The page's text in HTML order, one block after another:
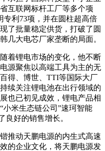
互联网标杆工厂等多个项
专利73项，并在圆柱超高倍
了批量稳定供货，打破了圆
几大电芯厂家垄断的局面。
着锂电市场的变化，他不断
源聚焦以高端工具为主的无
得、博世、TTI等国际大厂
续关注锂电池在出行领域的
也已初见成效，锂电产品相
米生态链公司”速珂智能
良好的销售增长。
推动天鹏电源的内生式高速
的企业文化，将天鹏电源发